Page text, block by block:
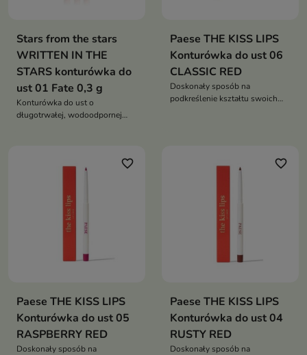
Stars from the stars
WRITTEN IN THE
STARS konturówka do
ust 01 Fate 0,3 g
Konturówka do ust o
długotrwałej, wodoodpornej
Paese THE KISS LIPS
Konturówka do ust 06
CLASSIC RED
Doskonały sposób na
podkreślenie kształtu swoich
favorite_border
Paese THE KISS LIPS
Konturówka do ust 05
RASPBERRY RED
Doskonały sposób na
favorite_border
Paese THE KISS LIPS
Konturówka do ust 04
RUSTY RED
Doskonały sposób na